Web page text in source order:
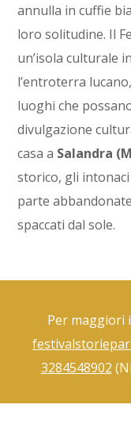
annulla in cuffie
loro solitudine. Il
un’isola culturale
l’entroterra
luoghi che
divulgazione
casa a Salandra
storico, gli
parte
spaccati dal sole.
Per maggiori
3284548902